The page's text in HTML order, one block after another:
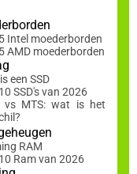
Intel moederborden
AMD moederborden
een SSD
SSD's van 2026
vs MTS: wat is het
RAM
Ram van 2026